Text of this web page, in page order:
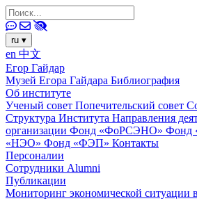
ru ▾
en 中文
Егор Гайдар
Музей Егора Гайдара Библиография
Об институте
Ученый совет Попечительский совет
Структура Института Направления
организации Фонд «ФоРСЭНО» Фонд
«НЭО» Фонд «ФЭП» Контакты
Персоналии
Сотрудники Alumni
Публикации
Мониторинг экономической ситуации